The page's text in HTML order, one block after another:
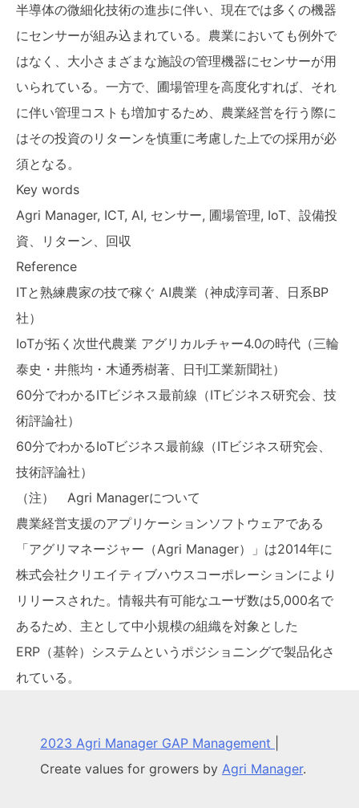
半導体の微細化技術の進歩に伴い、現在では多くの機器
にセンサーが組み込まれている。農業においても例外で
はなく、大小さまざまな施設の管理機器にセンサーが用
いられている。一方で、圃場管理を高度化すれば、それ
に伴い管理コストも増加するため、農業経営を行う際に
はその投資のリターンを慎重に考慮した上での採用が必
須となる。
Key words
Agri Manager, ICT, AI, センサー, 圃場管理, IoT、設備投
資、リターン、回収
Reference
ITと熟練農家の技で稼ぐ AI農業（神成淳司著、日系BP
社）
IoTが拓く次世代農業 アグリカルチャー4.0の時代（三輪
泰史・井熊均・木通秀樹著、日刊工業新聞社）
60分でわかるITビジネス最前線（ITビジネス研究会、技
術評論社）
60分でわかるIoTビジネス最前線（ITビジネス研究会、
技術評論社）
（注） Agri Managerについて
農業経営支援のアプリケーションソフトウェアである
「アグリマネージャー（Agri Manager）」は2014年に
株式会社クリエイティブハウスコーポレーションにより
リリースされた。情報共有可能なユーザ数は5,000名で
あるため、主として中小規模の組織を対象とした
ERP（基幹）システムというポジショニングで製品化さ
れている。
2023 Agri Manager GAP Management
Create values for growers by Agri Manager.